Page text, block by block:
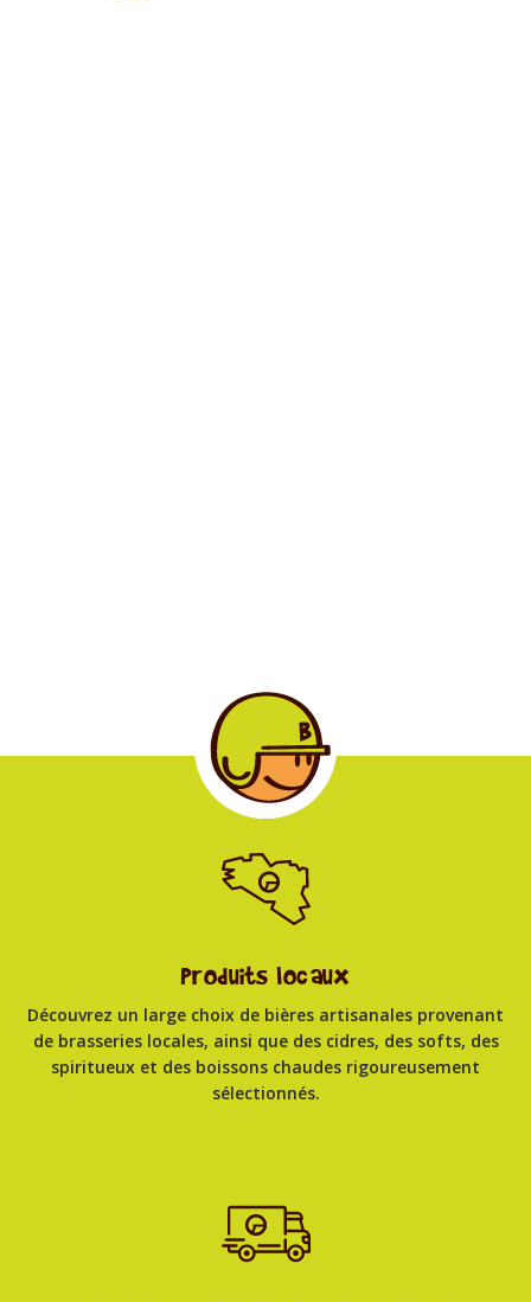
Produits locaux
Découvrez un large choix de bières artisanales provenant
de brasseries locales, ainsi que des cidres, des softs, des
spiritueux et des boissons chaudes rigoureusement
sélectionnés.